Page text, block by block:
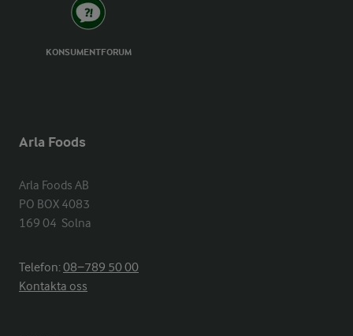
KONSUMENTFORUM
Arla Foods
Arla Foods AB
PO BOX 4083
169 04  Solna
Telefon:08−789 50 00
Kontakta oss